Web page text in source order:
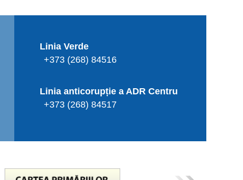
Linia Verde
+373 (268) 84516
Linia anticorupție a ADR Centru
+373 (268) 84517